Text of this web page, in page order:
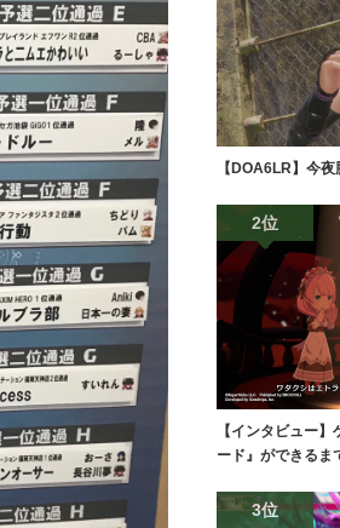
【DOA6LR】今
2位
【インタビュー
ード』ができる
3位